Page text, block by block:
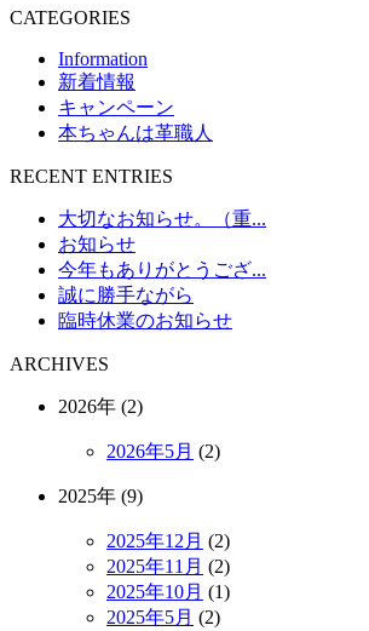
CATEGORIES
Information
新着情報
キャンペーン
本ちゃんは革職人
RECENT ENTRIES
大切なお知らせ。（重...
お知らせ
今年もありがとうござ...
誠に勝手ながら
臨時休業のお知らせ
ARCHIVES
2026年 (2)
2026年5月 (2)
2025年 (9)
2025年12月 (2)
2025年11月 (2)
2025年10月 (1)
2025年5月 (2)